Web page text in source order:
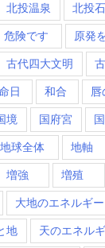
北投温泉 北投石
危険です 原発
古代四大文明
日 和合 唇
境 国府宮
地球全体 地軸
増強 増殖
大地のエネルギー
地 天のエネル